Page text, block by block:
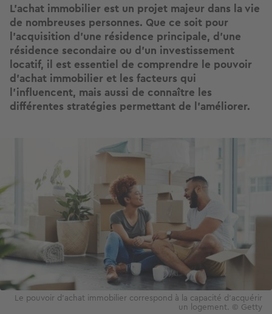
L’achat immobilier est un projet majeur dans la vie
de nombreuses personnes. Que ce soit pour
l’acquisition d’une résidence principale, d'une
résidence secondaire ou d'un investissement
locatif, il est essentiel de comprendre le pouvoir
d’achat immobilier et les facteurs qui
l’influencent, mais aussi de connaître les
différentes stratégies permettant de l'améliorer.
Le pouvoir d'achat immobilier correspond à la capacité d'acquérir
un logement. © Getty